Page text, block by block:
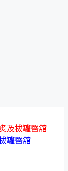
及拔罐醫舘
罐醫舘